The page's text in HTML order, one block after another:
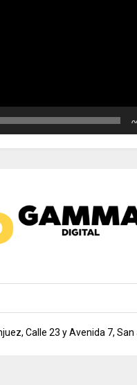
Calle 23 y Avenida 7, San